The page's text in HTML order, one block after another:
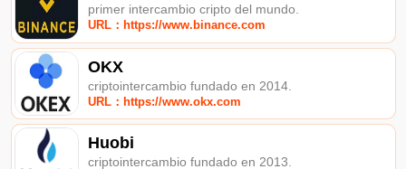
primer intercambio cripto del mundo.
URL：https://www.binance.com
OKX
criptointercambio fundado en 2014.
URL：https://www.okx.com
Huobi
criptointercambio fundado en 2013.